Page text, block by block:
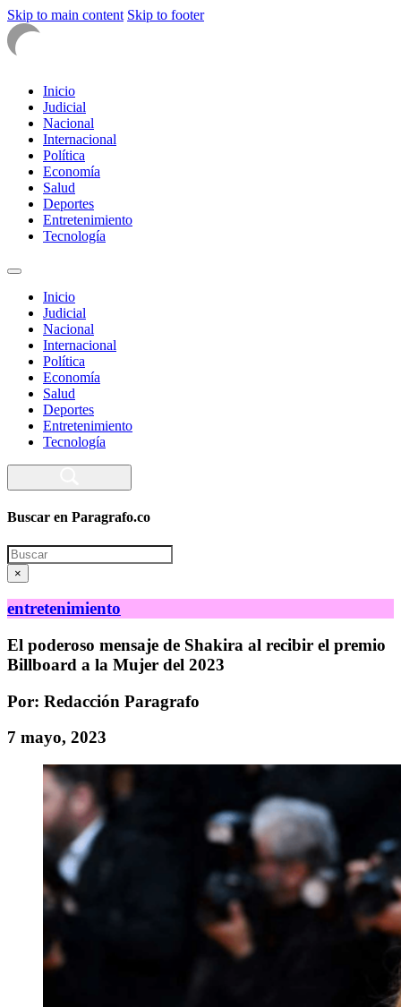
Skip to main content Skip to footer
Inicio
Judicial
Nacional
Internacional
Política
Economía
Salud
Deportes
Entretenimiento
Tecnología
Inicio
Judicial
Nacional
Internacional
Política
Economía
Salud
Deportes
Entretenimiento
Tecnología
Buscar en Paragrafo.co
Search
×
entretenimiento
El poderoso mensaje de Shakira al recibir el premio
Billboard a la Mujer del 2023
Por: Redacción Paragrafo
7 mayo, 2023